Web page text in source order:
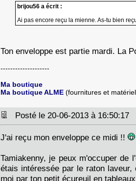
brijou56 a écrit :
Ai pas encore reçu la mienne. As-tu bien
Ton enveloppe est partie mardi. La
--------------------
Ma boutique
Ma boutique ALME (fournitures et
Posté le 20-06-2013 à 16:50:17
J'ai reçu mon enveloppe ce midi !!
Tamiakenny, je peux m'occuper
étais intéressée par le raton
moi par ton petit écureuil en